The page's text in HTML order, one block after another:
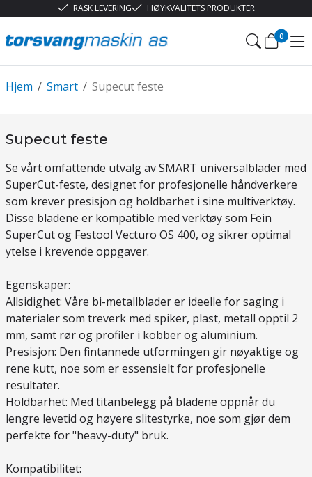
RASK LEVERING HØYKVALITETS PRODUKTER
0
/
Hjem /
Smart Supecut feste
Supecut feste
Se vårt omfattende utvalg av SMART universalblader med
SuperCut-feste, designet for profesjonelle håndverkere
som krever presisjon og holdbarhet i sine multiverktøy.
Disse bladene er kompatible med verktøy som Fein
SuperCut og Festool Vecturo OS 400, og sikrer optimal
ytelse i krevende oppgaver.
Egenskaper:
Allsidighet: Våre bi-metallblader er ideelle for saging i
materialer som treverk med spiker, plast, metall opptil 2
mm, samt rør og profiler i kobber og aluminium.
Presisjon: Den fintannede utformingen gir nøyaktige og
rene kutt, noe som er essensielt for profesjonelle
resultater.
Holdbarhet: Med titanbelegg på bladene oppnår du
lengre levetid og høyere slitestyrke, noe som gjør dem
perfekte for "heavy-duty" bruk.
Kompatibilitet: